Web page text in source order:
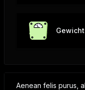
Aenean felis purus,